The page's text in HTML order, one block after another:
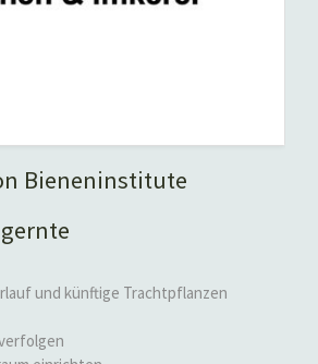
Bieneninstitute
und künftige Trachtpflanzen